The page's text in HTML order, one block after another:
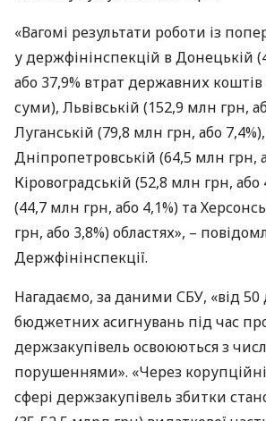
«Вагомі результати роботи із
у держфінінспекцій в Донецькій
або 37,9% втрат державних коштів
суми), Львівській (152,9 млн грн,
Луганській (79,8 млн грн, або 7,4%),
Дніпропетровській (64,5 млн грн,
Кіровоградській (52,8 млн грн, або
(44,7 млн грн, або 4,1%) та
грн, або 3,8%) областях», –
Держфінінспекції.
Нагадаємо, за даними СБУ, «від 50
бюджетних асигнувань під час
держзакупівель освоюються з
порушеннями». «Через
сфері держзакупівель збитки